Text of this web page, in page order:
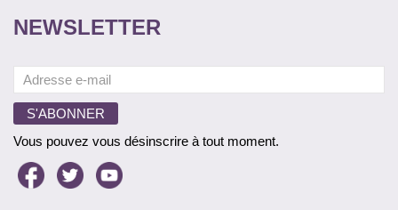
NEWSLETTER
Vous pouvez vous désinscrire à tout moment.